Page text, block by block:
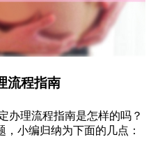
流程指南
办理流程指南是怎样的吗？
小编归纳为下面的几点：